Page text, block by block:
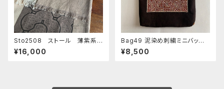
Sto2508 ストール 薄紫系シ
ピボ模様と4色 １５０x２７cm
シピボ族の泥染め アマゾン染
¥16,000
Bag49 泥染め刺繍ミニバッ
グ 30x29cm タブレットバッ
グ シピボ族の泥染め 両面泥
¥8,500